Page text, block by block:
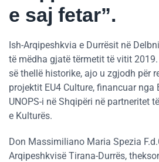
e saj fetar”.
Ish-Arqipeshkvia e Durrësit në
të mëdha gjatë tërmetit të vitit
së thellë historike, ajo u zgjodh për
projektit EU4 Culture, financuar nga
UNOPS-i në Shqipëri në partneritet
e Kulturës.
Don Massimiliano Maria Spezia
Arqipeshkvisë Tirana-Durrës,